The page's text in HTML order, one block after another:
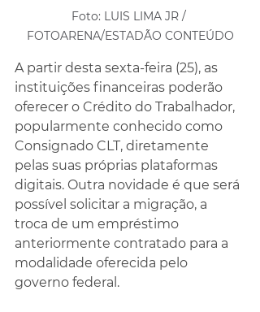
Foto: LUIS LIMA JR /
FOTOARENA/ESTADÃO CONTEÚDO
A partir desta sexta-feira (25), as
instituições financeiras poderão
oferecer o Crédito do Trabalhador,
popularmente conhecido como
Consignado CLT, diretamente
pelas suas próprias plataformas
digitais. Outra novidade é que será
possível solicitar a migração, a
troca de um empréstimo
anteriormente contratado para a
modalidade oferecida pelo
governo federal.